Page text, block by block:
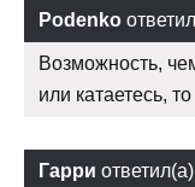
Podenko
Возможность,
или катаетесь,
Гарри ответил(а)